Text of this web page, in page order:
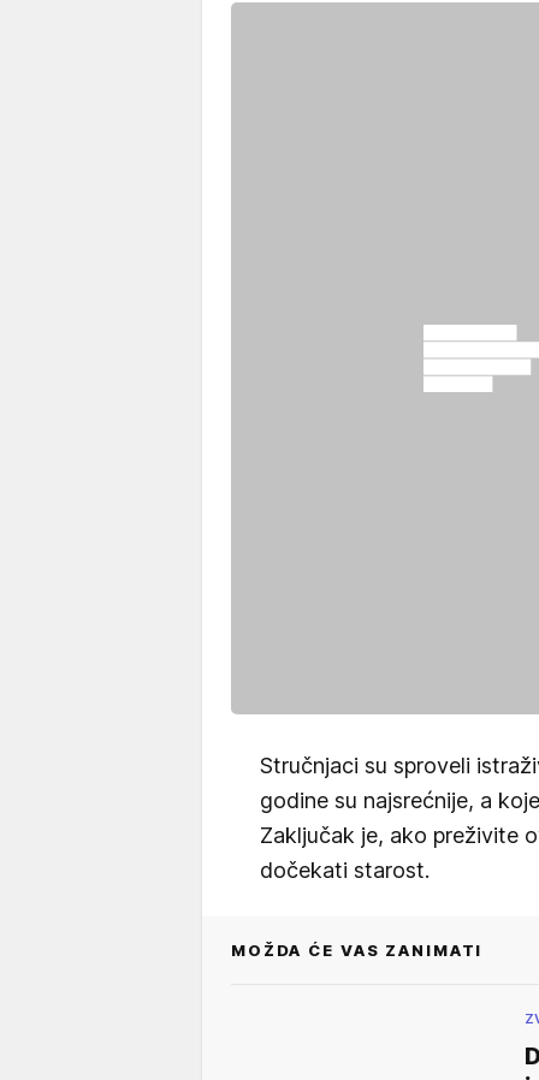
Stručnjaci su sproveli
godine su najsrećnije, a
Zaključak je, ako preživite
dočekati starost.
MOŽDA ĆE VAS ZANIMATI